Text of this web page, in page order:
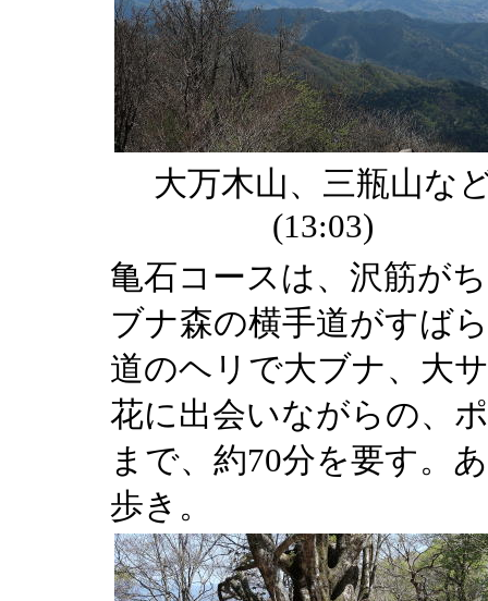
大万木山、三瓶山な
(13:03)
亀石コースは、沢筋が
ブナ森の横手道がすば
道のヘリで大ブナ、大
花に出会いながらの、
まで、約70分を要す。
歩き。